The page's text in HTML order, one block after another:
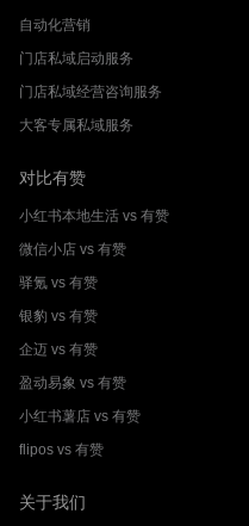
自动化营销
门店私域启动服务
门店私域经营咨询服务
大客专属私域服务
对比有赞
小红书本地生活 vs 有赞
微信小店 vs 有赞
驿氪 vs 有赞
银豹 vs 有赞
企迈 vs 有赞
盈动易象 vs 有赞
小红书薯店 vs 有赞
flipos vs 有赞
关于我们